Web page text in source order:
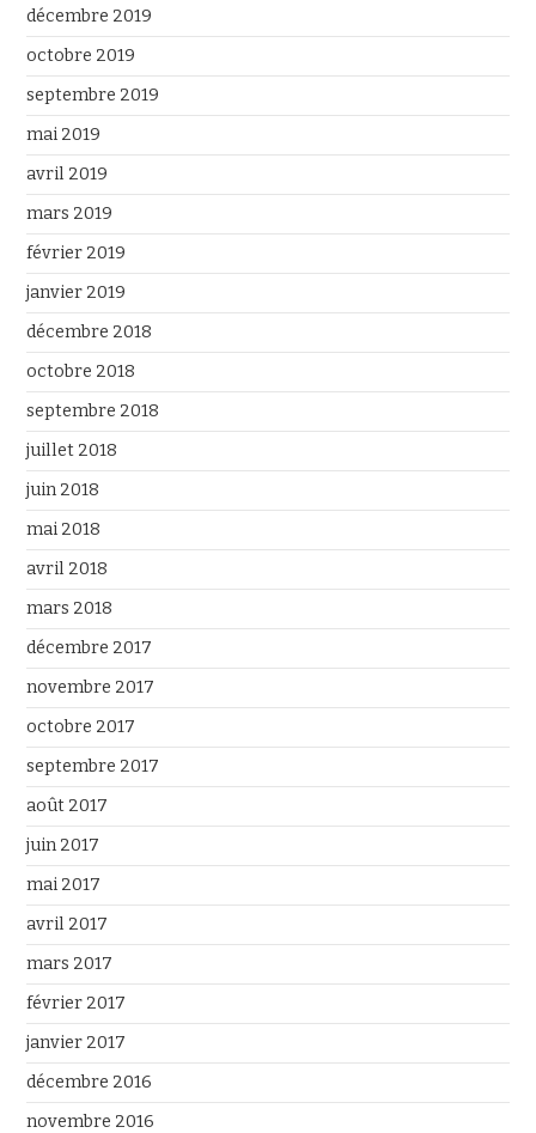
décembre 2019
octobre 2019
septembre 2019
mai 2019
avril 2019
mars 2019
février 2019
janvier 2019
décembre 2018
octobre 2018
septembre 2018
juillet 2018
juin 2018
mai 2018
avril 2018
mars 2018
décembre 2017
novembre 2017
octobre 2017
septembre 2017
août 2017
juin 2017
mai 2017
avril 2017
mars 2017
février 2017
janvier 2017
décembre 2016
novembre 2016